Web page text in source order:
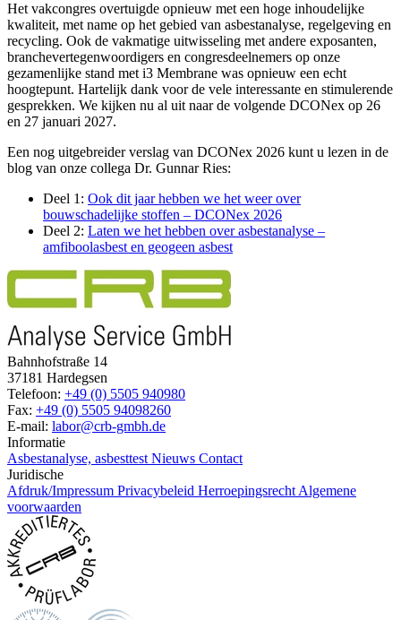
Het vakcongres overtuigde opnieuw met een hoge inhoudelijke
kwaliteit, met name op het gebied van asbestanalyse, regelgeving en
recycling. Ook de vakmatige uitwisseling met andere exposanten,
branchevertegenwoordigers en congresdeelnemers op onze
gezamenlijke stand met i3 Membrane was opnieuw een echt
hoogtepunt. Hartelijk dank voor de vele interessante en stimulerende
gesprekken. We kijken nu al uit naar de volgende DCONex op 26
en 27 januari 2027.
Een nog uitgebreider verslag van DCONex 2026 kunt u lezen in de
blog van onze collega Dr. Gunnar Ries:
Deel 1: Ook dit jaar hebben we het weer over
bouwschadelijke stoffen – DCONex 2026
Deel 2: Laten we het hebben over asbestanalyse –
amfiboolasbest en geogeen asbest
Bahnhofstraße 14
37181 Hardegsen
Telefoon: +49 (0) 5505 940980
Fax: +49 (0) 5505 94098260
E-mail: labor@crb-gmbh.de
Informatie
Asbestanalyse, asbesttest Nieuws Contact
Juridische
Afdruk/Impressum Privacybeleid Herroepingsrecht Algemene
voorwaarden